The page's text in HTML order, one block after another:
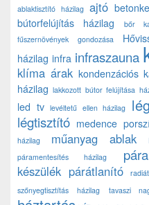
ablaktisztító házilag ajtó
bútorfelújítás házilag bőr
fűszernövények gondozása
házilag infra infraszauna
klíma árak kondenzációs
házilag lakkozott bútor felújítása
led tv levéltetű ellen házilag
légtisztító medence
házilag
műanyag ablak
páramentesítés házilag
készülék párátlanító
szőnyegtisztítás házilag tavaszi